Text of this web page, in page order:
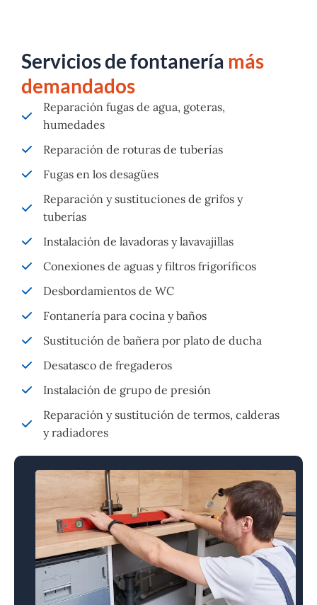
Servicios de fontanería más
demandados
Reparación fugas de agua, goteras,
humedades
Reparación de roturas de tuberías
Fugas en los desagües
Reparación y sustituciones de grifos y
tuberías
Instalación de lavadoras y lavavajillas
Conexiones de aguas y filtros frigoríficos
Desbordamientos de WC
Fontanería para cocina y baños
Sustitución de bañera por plato de ducha
Desatasco de fregaderos
Instalación de grupo de presión
Reparación y sustitución de termos, calderas
y radiadores